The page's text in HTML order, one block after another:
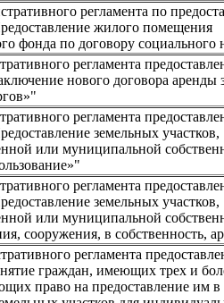
регламента по
жилого помещения
фонда по договору социального
регламента
нового договора аренды
регламента
земельных участков,
или муниципальной
регламента
земельных участков,
или муниципальной
сооружения, в собственность,
регламента
граждан, имеющих трех и
право на предоставление им в